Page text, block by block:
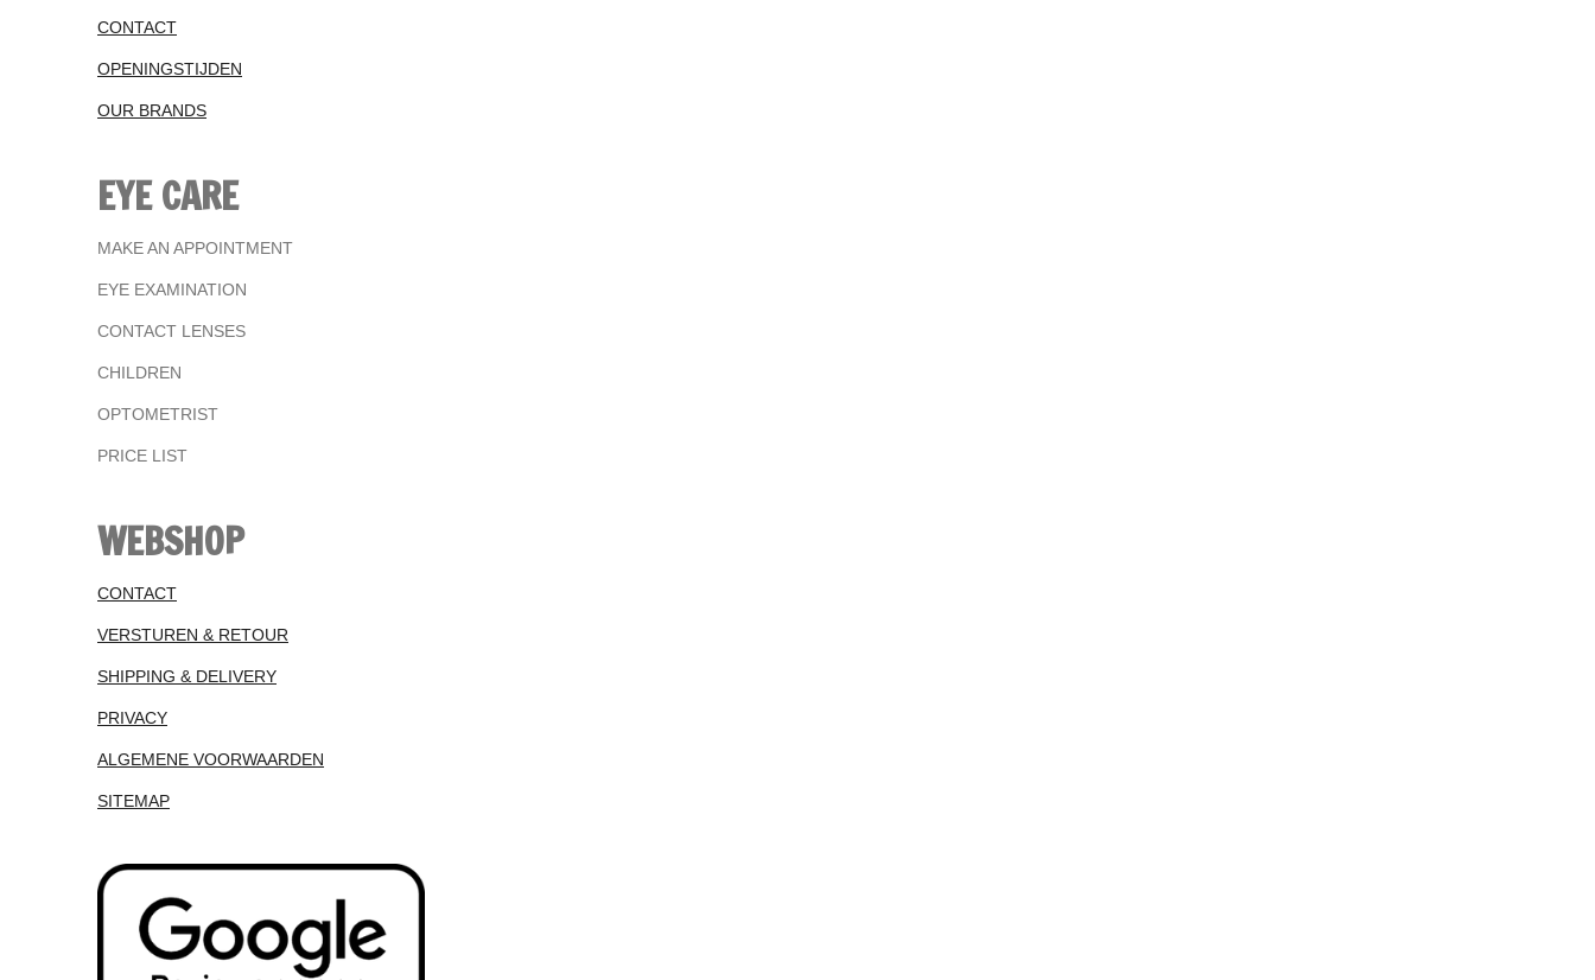
CONTACT
OPENINGSTIJDEN
OUR BRANDS
EYE CARE
MAKE AN APPOINTMENT
EYE EXAMINATION
CONTACT LENSES
CHILDREN
OPTOMETRIST
PRICE LIST
WEBSHOP
CONTACT
VERSTUREN & RETOUR
SHIPPING & DELIVERY
PRIVACY
ALGEMENE VOORWAARDEN
SITEMAP